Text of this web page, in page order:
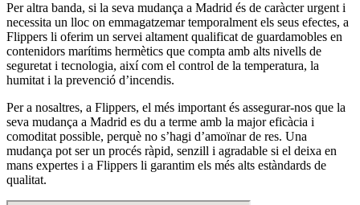
Per altra banda, si la seva mudança a Madrid és de caràcter urgent i
necessita un lloc on emmagatzemar temporalment els seus efectes, a
Flippers li oferim un servei altament qualificat de guardamobles en
contenidors marítims hermètics que compta amb alts nivells de
seguretat i tecnologia, així com el control de la temperatura, la
humitat i la prevenció d’incendis.
Per a nosaltres, a Flippers, el més important és assegurar-nos que la
seva mudança a Madrid es du a terme amb la major eficàcia i
comoditat possible, perquè no s’hagi d’amoïnar de res. Una
mudança pot ser un procés ràpid, senzill i agradable si el deixa en
mans expertes i a Flippers li garantim els més alts estàndards de
qualitat.